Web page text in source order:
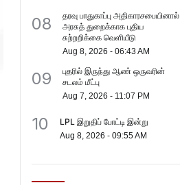
08
தரவு பாதுகாப்பு அதிகாரசபையினால்
அரசுத் துறைக்காக புதிய
சுற்றறிக்கை வெளியீடு
Aug 8, 2026 -06:43 AM
09
புதரில் இருந்து ஆண் ஒருவரின்
சடலம் மீட்பு
Aug 7, 2026 - 11:07 PM
10 LPL இறுதிப் போட்டி இன்று
Aug 8, 2026 -09:55 AM